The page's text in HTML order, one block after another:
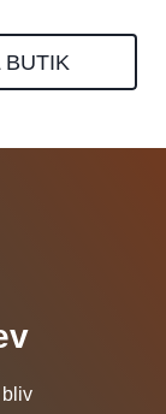
BUTIK
bliv